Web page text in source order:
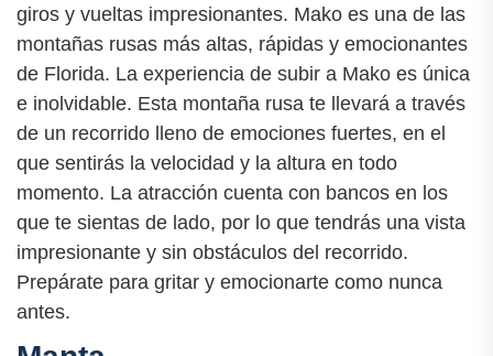
giros y vueltas impresionantes. Mako es una de las
montañas rusas más altas, rápidas y emocionantes
de Florida. La experiencia de subir a Mako es única
e inolvidable. Esta montaña rusa te llevará a través
de un recorrido lleno de emociones fuertes, en el
que sentirás la velocidad y la altura en todo
momento. La atracción cuenta con bancos en los
que te sientas de lado, por lo que tendrás una vista
impresionante y sin obstáculos del recorrido.
Prepárate para gritar y emocionarte como nunca
antes.